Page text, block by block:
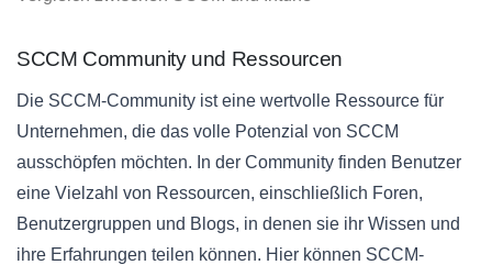
SCCM Community und Ressourcen
Die SCCM-Community ist eine wertvolle Ressource für
Unternehmen, die das volle Potenzial von SCCM
ausschöpfen möchten. In der Community finden Benutzer
eine Vielzahl von Ressourcen, einschließlich Foren,
Benutzergruppen und Blogs, in denen sie ihr Wissen und
ihre Erfahrungen teilen können. Hier können SCCM-